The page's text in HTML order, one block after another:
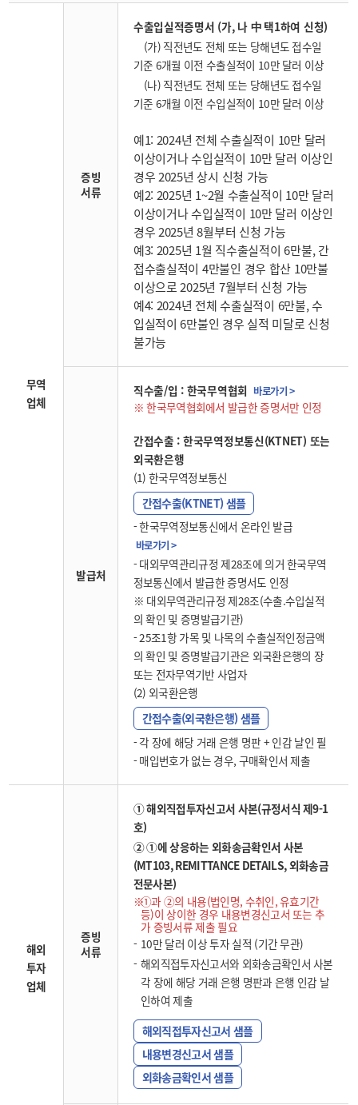
무역
업체
증빙
서류
수출입실적증명서 (가, 나 中 택1하여 신청)
(가) 직전년도 전체 또는 당해년도 접수일
기준 6개월 이전 수출실적이 10만 달러 이상
(나) 직전년도 전체 또는 당해년도 접수일
기준 6개월 이전 수입실적이 10만 달러 이상
예1: 2024년 전체 수출실적이 10만 달러
이상이거나 수입실적이 10만 달러 이상인
경우 2025년 상시 신청 가능
예2: 2025년 1~2월 수출실적이 10만 달러
이상이거나 수입실적이 10만 달러 이상인
경우 2025년 8월부터 신청 가능
예3: 2025년 1월 직수출실적이 6만불, 간
접수출실적이 4만불인 경우 합산 10만불
이상으로 2025년 7월부터 신청 가능
예4: 2024년 전체 수출실적이 6만불, 수
입실적이 6만불인 경우 실적 미달로 신청
불가능
발급처
직수출/입 : 한국무역협회 바로가기 >
한국무역협회에서 발급한 증명서만 인정
간접수출 : 한국무역정보통신(KTNET) 또는
외국환은행
(1) 한국무역정보통신
간접수출(KTNET) 샘플
- 한국무역정보통신에서 온라인 발급
바로가기 >
- 대외무역관리규정 제28조에 의거 한국무역
정보통신에서 발급한 증명서도 인정
※ 대외무역관리규정 제28조(수출.수입실적
의 확인 및 증명발급기관)
- 25조1항 가목 및 나목의 수출실적인정금액
의 확인 및 증명발급기관은 외국환은행의 장
또는 전자무역기반 사업자
(2) 외국환은행
간접수출(외국환은행) 샘플
- 각 장에 해당 거래 은행 명판 + 인감 날인 필
- 매입번호가 없는 경우, 구매확인서 제출
해외
투자
업체
증빙
서류
① 해외직접투자신고서 사본(규정서식 제9-1
호)
② ①에 상응하는 외화송금확인서 사본
(MT103, REMITTANCE DETAILS, 외화송금
전문사본)
①과 ②의 내용(법인명, 수취인, 유효기간
등)이 상이한 경우 내용변경신고서 또는 추
가 증빙서류 제출 필요
10만 달러 이상 투자 실적 (기간 무관)
해외직접투자신고서와 외화송금확인서 사본
각 장에 해당 거래 은행 명판과 은행 인감 날
인하여 제출
해외직접투자신고서 샘플
내용변경신고서 샘플
외화송금확인서 샘플